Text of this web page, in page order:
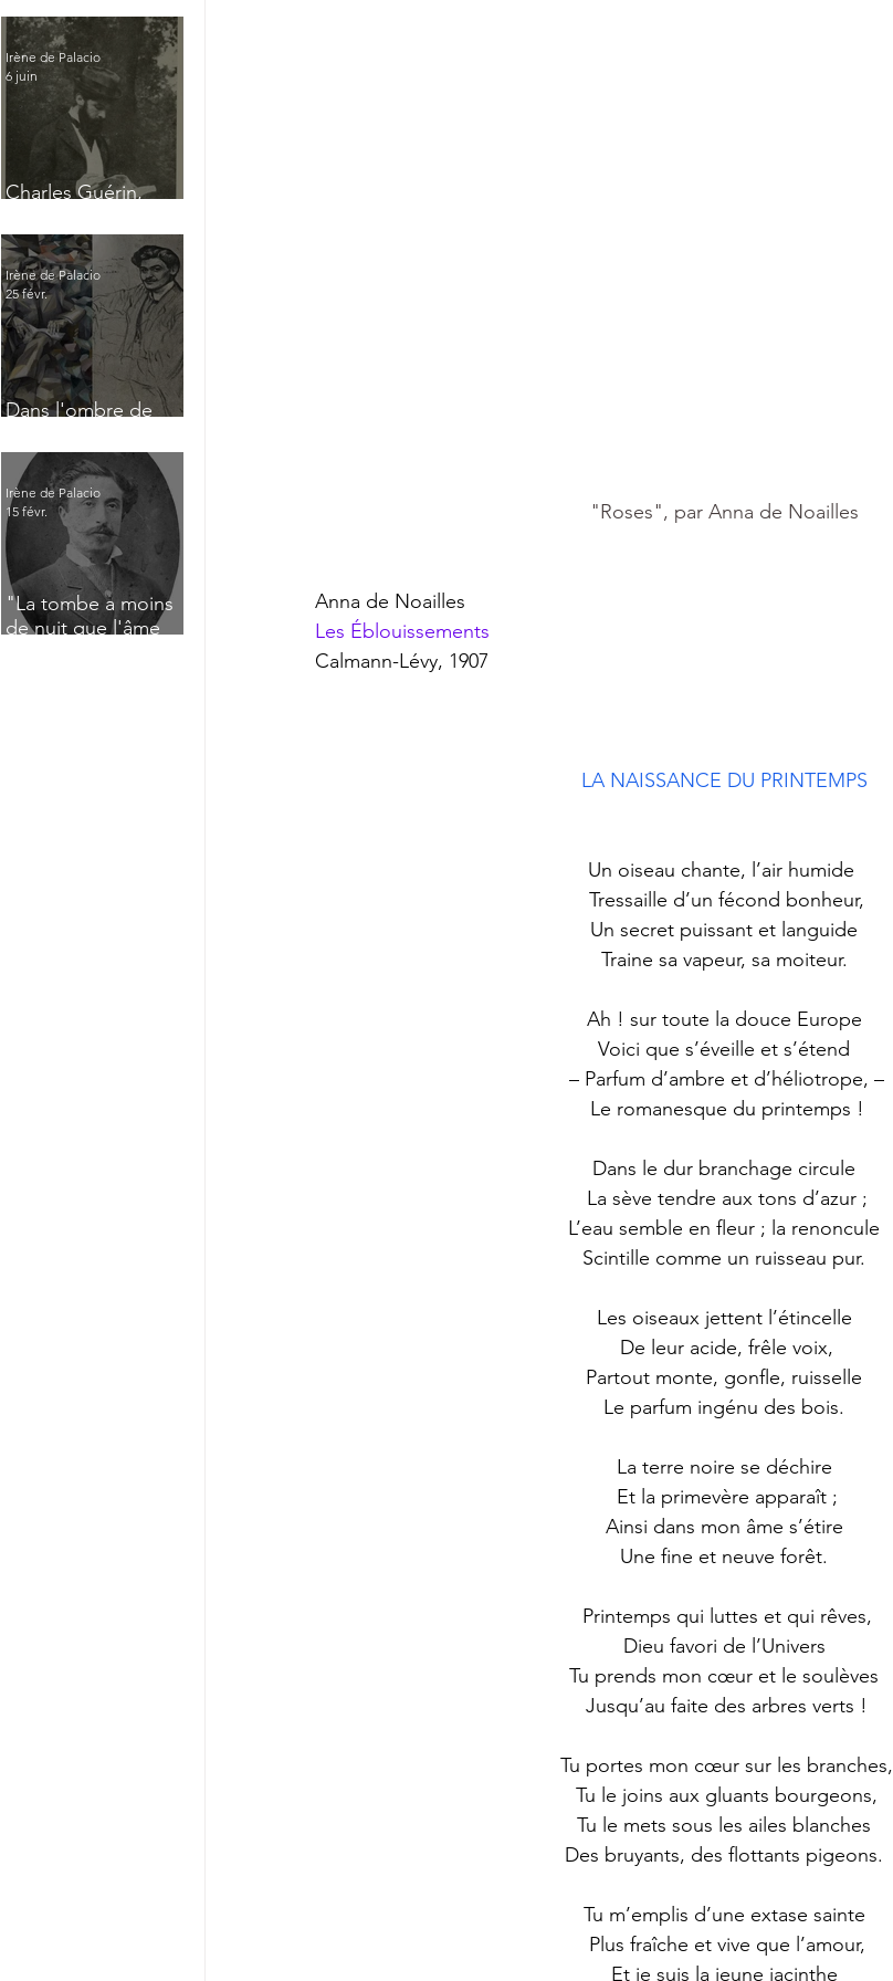
Charles Guérin,
Irène de Palacio
6 juin
Dans l'ombre de
Irène de Palacio
25 févr.
"La tombe a moins
de nuit que l'âme
Irène de Palacio
15 févr.
"Roses", par Anna de Noailles
Anna de Noailles
Les Éblouissements
Calmann-Lévy, 1907
LA NAISSANCE DU PRINTEMPS
Un oiseau chante, l’air humide
Tressaille d’un fécond bonheur,
Un secret puissant et languide
Traine sa vapeur, sa moiteur.
Ah ! sur toute la douce Europe
Voici que s’éveille et s’étend
– Parfum d’ambre et d’héliotrope, –
Le romanesque du printemps !
Dans le dur branchage circule
La sève tendre aux tons d’azur ;
L’eau semble en fleur ; la renoncule
Scintille comme un ruisseau pur.
Les oiseaux jettent l’étincelle
De leur acide, frêle voix,
Partout monte, gonfle, ruisselle
Le parfum ingénu des bois.
La terre noire se déchire
Et la primevère apparaît ;
Ainsi dans mon âme s’étire
Une fine et neuve forêt.
Printemps qui luttes et qui rêves,
Dieu favori de l’Univers
Tu prends mon cœur et le soulèves
Jusqu’au faite des arbres verts !
Tu portes mon cœur sur les branches,
Tu le joins aux gluants bourgeons,
Tu le mets sous les ailes blanches
Des bruyants, des flottants pigeons.
Tu m’emplis d’une extase sainte
Plus fraîche et vive que l’amour,
Et je suis la jeune jacinthe